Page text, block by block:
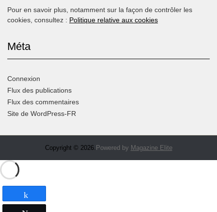
Pour en savoir plus, notamment sur la façon de contrôler les
cookies, consultez : Politique relative aux cookies
Méta
Connexion
Flux des publications
Flux des commentaires
Site de WordPress-FR
Copyright © 2026. Powered by Magazine Elite